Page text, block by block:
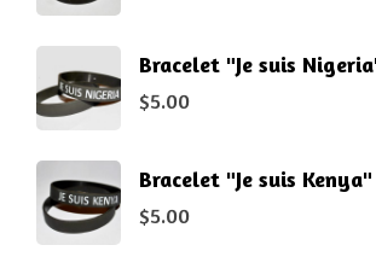
Bracelet "Je suis
$5.00
Bracelet "Je suis Kenya"
$5.00